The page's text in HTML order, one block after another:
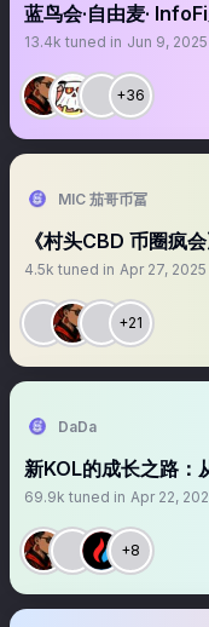
蓝鸟会·自由麦·
13.4k tuned in Jun 9, 2025
+36
MIC 茄哥币冨
《村头CBD 币圈疯
4.5k tuned in Apr 27, 2025
+21
DaDa
新KOL的成长之路：
69.9k tuned in Apr 22,
+8